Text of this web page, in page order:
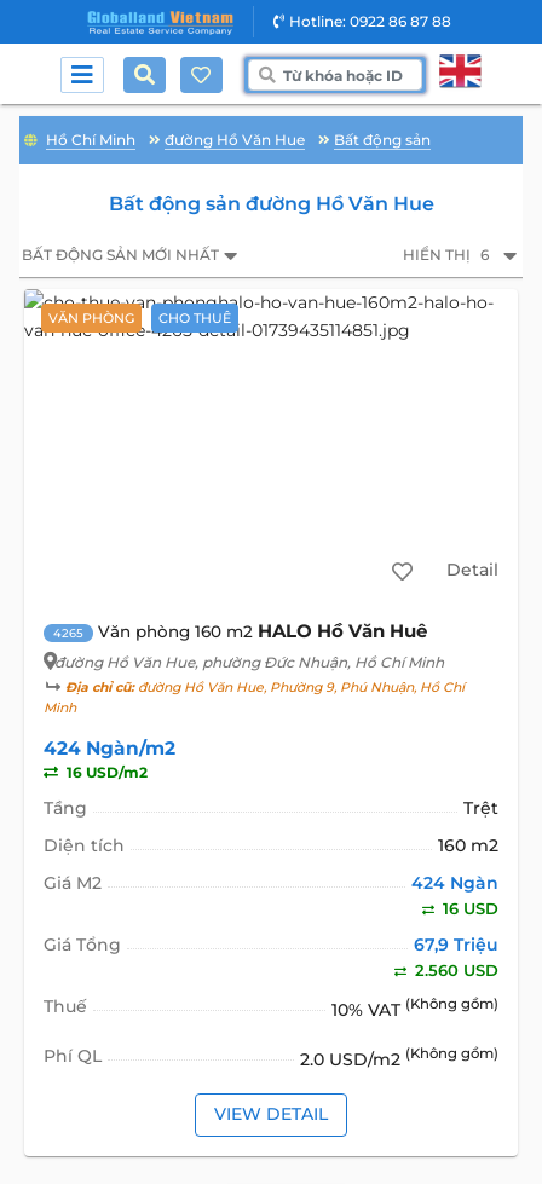
Hotline: 0922 86 87 88
Hồ Chí Minh đường Hồ Văn Hue Bất động sản
Bất động sản đường Hồ Văn Hue
BẤT ĐỘNG SẢN MỚI NHẤT HIỂN THỊ 6
VĂN PHÒNG CHO THUÊ
Detail
4265 Văn phòng 160 m2 HALO Hồ Văn Huê
đường Hồ Văn Hue, phường Đức Nhuận, Hồ Chí Minh
Địa chỉ cũ:đường Hồ Văn Hue, Phường 9, Phú Nhuận, Hồ Chí
Minh
424 Ngàn/m2
16 USD/m2
Tầng
Trệt
Diện tích
160 m2
Giá M2
424 Ngàn
16 USD
Giá Tổng 67,9 Triệu
2.560 USD
Thuế 10% VAT (Không gồm)
Phí QL 2.0 USD/m2 (Không gồm)
VIEW DETAIL